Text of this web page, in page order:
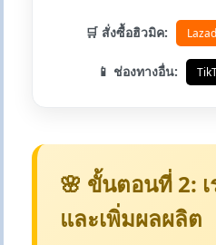
🛒 สั่งซื้อฮิวมิค:
📱 ช่องทางอื่น:
🌸 ขั้นตอนที่ 2: เ
และเพิ่มผลผลิต